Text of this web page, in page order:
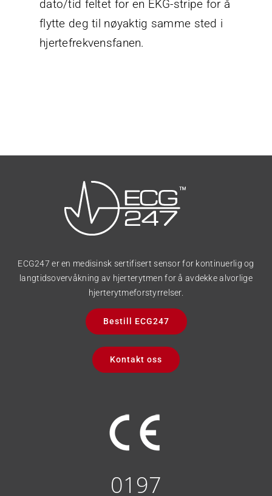
dato/tid feltet for en EKG-stripe for å
flytte deg til nøyaktig samme sted i
hjertefrekvensfanen.
ECG247 er en medisinsk sertifisert sensor for kontinuerlig og
langtidsovervåkning av hjerterytmen for å avdekke alvorlige
hjerterytmeforstyrrelser.
Bestill ECG247
Kontakt oss
0197